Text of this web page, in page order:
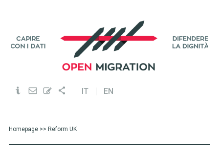
IT EN
Homepage>> Reform UK